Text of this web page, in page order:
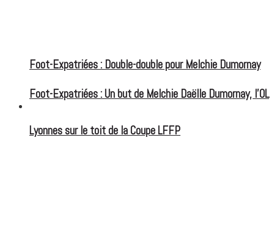
Foot-Expatriées : Un but de Melchie Daëlle Dumornay, l’OL
Lyonnes sur le toit de la Coupe LFFP
Foot-Expatriées : Double-double pour Melchie Dumornay